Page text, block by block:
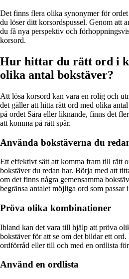
Det finns flera olika synonymer för ordet
du löser ditt korsordspussel. Genom att
du få nya perspektiv och
korsord.
Hur hittar du rätt ord i
olika antal bokstäver?
Att lösa korsord kan vara en rolig och
det gäller att hitta rätt ord med olika
på ordet Sära eller liknande, finns det
att komma på rätt spår.
Använda bokstäverna du
Ett effektivt sätt att komma fram till rätt
bokstäver du redan har. Börja med att
om det finns några gemensamma
begränsa antalet möjliga ord som passar
Pröva olika kombinationer
Ibland kan det vara till hjälp att pröva
bokstäver för att se om det bildar ett
ordförråd eller till och med en ordlista
Använd en ordlista